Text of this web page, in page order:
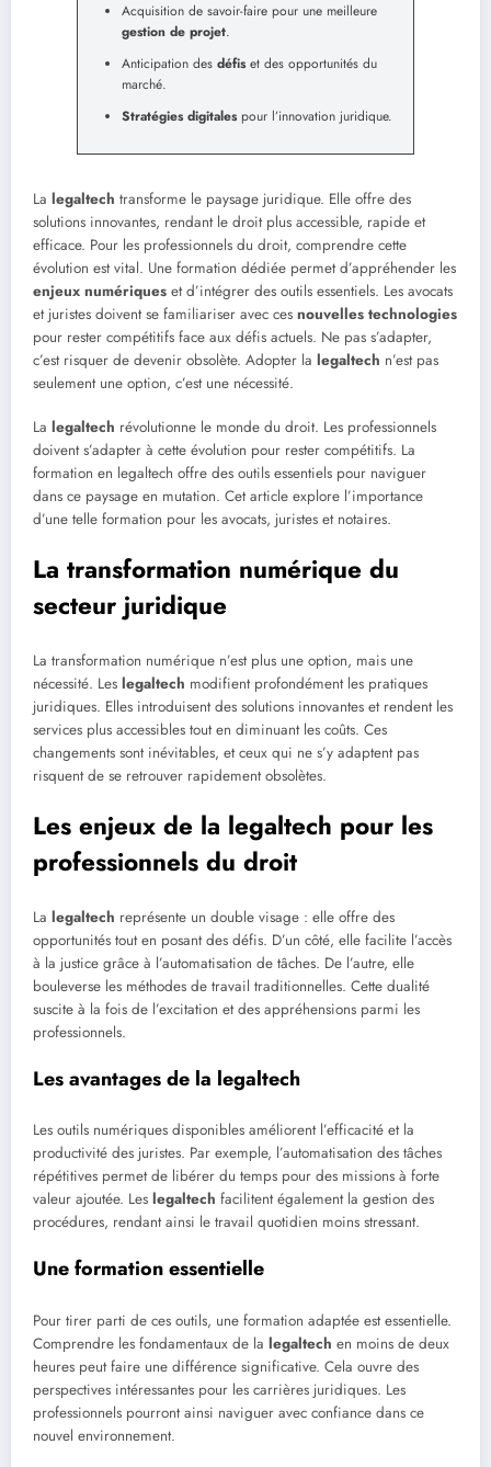
Acquisition de savoir-faire pour une meilleure
gestion de projet.
Anticipation des défiset des opportunités du
marché.
Stratégies digitalespour l’innovation juridique.
La legaltech transforme le paysage juridique. Elle offre des
solutions innovantes, rendant le droit plus accessible, rapide et
efficace. Pour les professionnels du droit, comprendre cette
évolution est vital. Une formation dédiée permet d’appréhender les
enjeux numériques et d’intégrer des outils essentiels. Les avocats
et juristes doivent se familiariser avec ces nouvelles technologies
pour rester compétitifs face aux défis actuels. Ne pas s’adapter,
c’est risquer de devenir obsolète. Adopter la legaltech n’est pas
seulement une option, c’est une nécessité.
La legaltech révolutionne le monde du droit. Les professionnels
doivent s’adapter à cette évolution pour rester compétitifs. La
formation en legaltech offre des outils essentiels pour naviguer
dans ce paysage en mutation. Cet article explore l’importance
d’une telle formation pour les avocats, juristes et notaires.
La transformation numérique du
secteur juridique
La transformation numérique n’est plus une option, mais une
nécessité. Les legaltech modifient profondément les pratiques
juridiques. Elles introduisent des solutions innovantes et rendent les
services plus accessibles tout en diminuant les coûts. Ces
changements sont inévitables, et ceux qui ne s’y adaptent pas
risquent de se retrouver rapidement obsolètes.
Les enjeux de la legaltech pour les
professionnels du droit
La legaltech représente un double visage : elle offre des
opportunités tout en posant des défis. D’un côté, elle facilite l’accès
à la justice grâce à l’automatisation de tâches. De l’autre, elle
bouleverse les méthodes de travail traditionnelles. Cette dualité
suscite à la fois de l’excitation et des appréhensions parmi les
professionnels.
Les avantages de la legaltech
Les outils numériques disponibles améliorent l’efficacité et la
productivité des juristes. Par exemple, l’automatisation des tâches
répétitives permet de libérer du temps pour des missions à forte
valeur ajoutée. Les legaltech facilitent également la gestion des
procédures, rendant ainsi le travail quotidien moins stressant.
Une formation essentielle
Pour tirer parti de ces outils, une formation adaptée est essentielle.
Comprendre les fondamentaux de la legaltech en moins de deux
heures peut faire une différence significative. Cela ouvre des
perspectives intéressantes pour les carrières juridiques. Les
professionnels pourront ainsi naviguer avec confiance dans ce
nouvel environnement.